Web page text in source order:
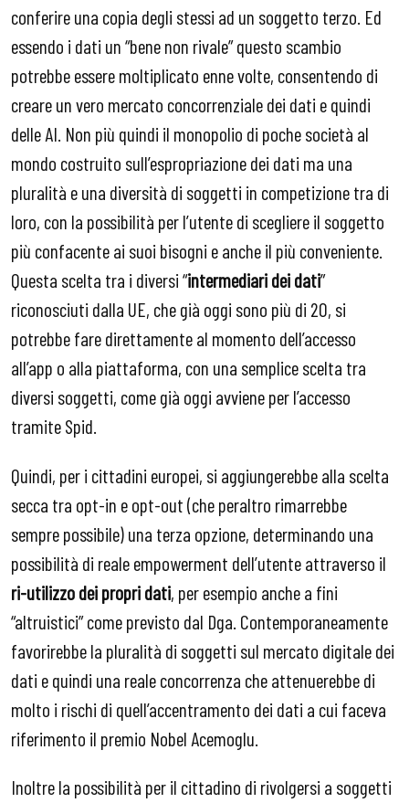
conferire una copia degli stessi ad un soggetto terzo. Ed
essendo i dati un “bene non rivale” questo scambio
potrebbe essere moltiplicato enne volte, consentendo di
creare un vero mercato concorrenziale dei dati e quindi
delle AI. Non più quindi il monopolio di poche società al
mondo costruito sull’espropriazione dei dati ma una
pluralità e una diversità di soggetti in competizione tra di
loro, con la possibilità per l’utente di scegliere il soggetto
più confacente ai suoi bisogni e anche il più conveniente.
Questa scelta tra i diversi “intermediari dei dati”
riconosciuti dalla UE, che già oggi sono più di 20, si
potrebbe fare direttamente al momento dell’accesso
all’app o alla piattaforma, con una semplice scelta tra
diversi soggetti, come già oggi avviene per l’accesso
tramite Spid.
Quindi, per i cittadini europei, si aggiungerebbe alla scelta
secca tra opt-in e opt-out (che peraltro rimarrebbe
sempre possibile) una terza opzione, determinando una
possibilità di reale empowerment dell’utente attraverso il
ri-utilizzo dei propri dati, per esempio anche a fini
“altruistici” come previsto dal Dga. Contemporaneamente
favorirebbe la pluralità di soggetti sul mercato digitale dei
dati e quindi una reale concorrenza che attenuerebbe di
molto i rischi di quell’accentramento dei dati a cui faceva
riferimento il premio Nobel Acemoglu.
Inoltre la possibilità per il cittadino di rivolgersi a soggetti